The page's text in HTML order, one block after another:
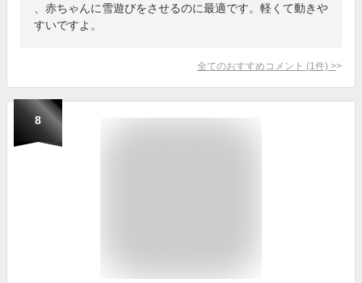
、赤ちゃんに雪遊びをさせるのに最適です。軽くて動きや
すいですよ。
全てのおすすめコメント (1 件) >
8